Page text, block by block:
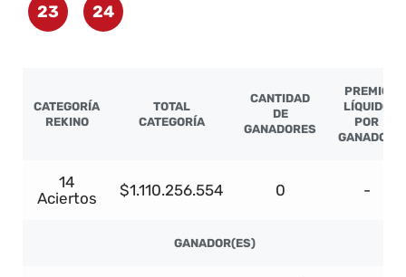
23 24
CATEGORÍA
REKINO
TOTAL
CATEGORÍA
CANTIDAD
DE
GANADORES
PREMIO
LÍQUIDO
POR
GANADOR
14
Aciertos
$1.110.256.554 0 -
GANADOR(ES)